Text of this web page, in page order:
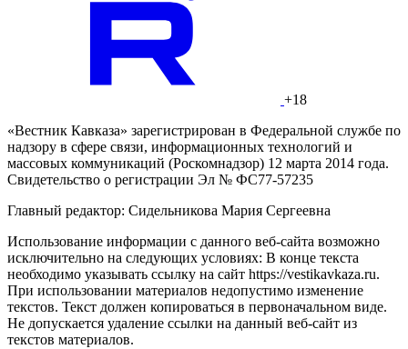
+18
«Вестник Кавказа» зарегистрирован в Федеральной службе по
надзору в сфере связи, информационных технологий и
массовых коммуникаций (Роскомнадзор) 12 марта 2014 года.
Свидетельство о регистрации Эл № ФС77-57235
Главный редактор: Сидельникова Мария Сергеевна
Использование информации с данного веб-сайта возможно
исключительно на следующих условиях: В конце текста
необходимо указывать ссылку на сайт https://vestikavkaza.ru.
При использовании материалов недопустимо изменение
текстов. Текст должен копироваться в первоначальном виде.
Не допускается удаление ссылки на данный веб-сайт из
текстов материалов.